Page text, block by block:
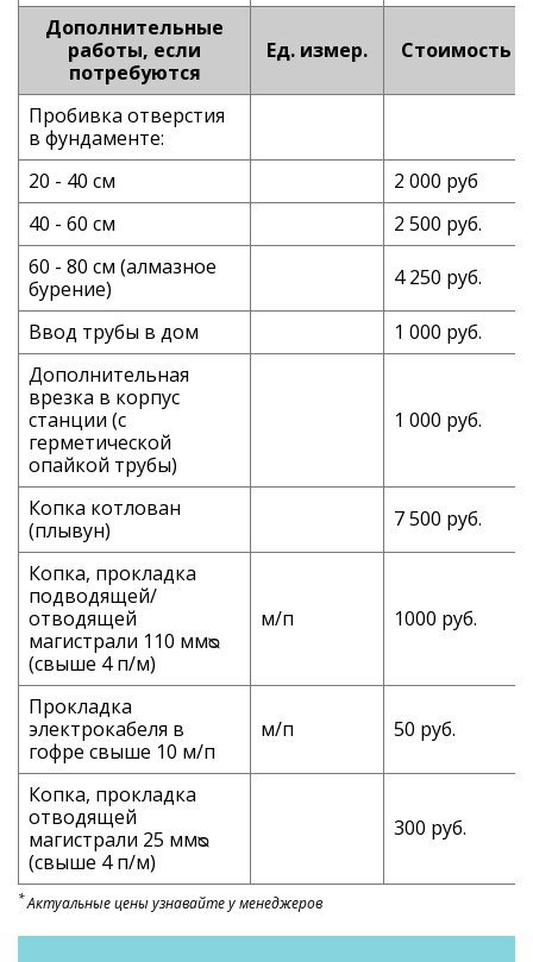
Дополнительные
работы, если
потребуются
Ед. измер. Стоимость
Пробивка отверстия
в фундаменте:
20 - 40 см
2 000 руб
40 - 60 см
2 500 руб.
60 - 80 см (алмазное
бурение)
4 250 руб.
Ввод трубы в дом
1 000 руб.
Дополнительная
врезка в корпус
станции (с
герметической
опайкой трубы)
1 000 руб.
Копка котлован
(плывун)
7 500 руб.
Копка, прокладка
подводящей/
отводящей
магистрали 110 ммᴓ
(свыше 4 п/м)
м/п 1000 руб.
Прокладка
электрокабеля в
гофре свыше 10 м/п
м/п 50 руб.
Копка, прокладка
отводящей
магистрали 25 ммᴓ
(свыше 4 п/м)
300 руб.
*Актуальные цены узнавайте у менеджеров